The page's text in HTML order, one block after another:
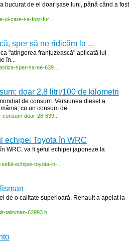
bucurat de el doar șase luni, până când a fost
ul-care-i-a-fost-fur...
sper să ne ridicăm la ...
"atingerea franțuzească" aplicată lui
în...
sper-sa-ne-639...
doar 2.8 litri/100 de kilometri
de consum. Versiunea diesel a
cu un consum de...
consum-doar-28-639...
echipei Toyota în WRC
WRC, va fi şeful echipei japoneze la
seful-echipei-toyota-in-
de o calitate superioară, Renault a apelat la
talisman-63993.h...